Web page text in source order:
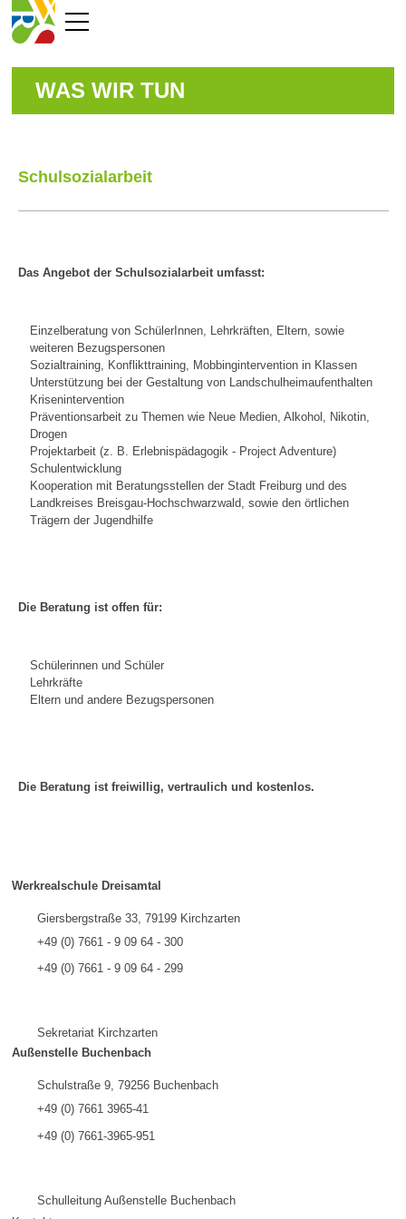
WAS WIR TUN
Schulsozialarbeit
Das Angebot der Schulsozialarbeit umfasst:
Einzelberatung von SchülerInnen, Lehrkräften, Eltern, sowie
weiteren Bezugspersonen
Sozialtraining, Konflikttraining, Mobbingintervention in Klassen
Unterstützung bei der Gestaltung von Landschulheimaufenthalten
Krisenintervention
Präventionsarbeit zu Themen wie Neue Medien, Alkohol, Nikotin,
Drogen
Projektarbeit (z. B. Erlebnispädagogik - Project Adventure)
Schulentwicklung
Kooperation mit Beratungsstellen der Stadt Freiburg und des
Landkreises Breisgau-Hochschwarzwald, sowie den örtlichen
Trägern der Jugendhilfe
Die Beratung ist offen für:
Schülerinnen und Schüler
Lehrkräfte
Eltern und andere Bezugspersonen
Die Beratung ist freiwillig, vertraulich und kostenlos.
Werkrealschule Dreisamtal
Giersbergstraße 33, 79199 Kirchzarten
+49 (0) 7661 - 9 09 64 - 300
+49 (0) 7661 - 9 09 64 - 299
Sekretariat Kirchzarten
Außenstelle Buchenbach
Schulstraße 9, 79256 Buchenbach
+49 (0) 7661 3965-41
+49 (0) 7661-3965-951
Schulleitung Außenstelle Buchenbach